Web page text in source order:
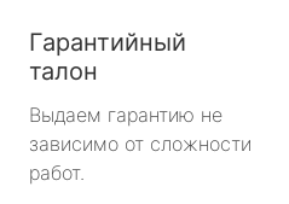
Гарантийный
талон
Выдаем гарантию не
зависимо от сложности
работ.